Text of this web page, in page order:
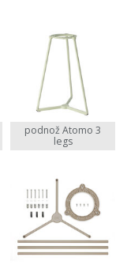
podnož Atomo 3
legs